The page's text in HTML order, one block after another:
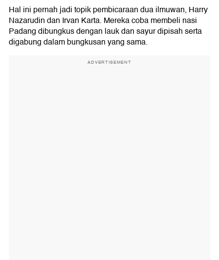
Hal ini pernah jadi topik pembicaraan dua ilmuwan, Harry
Nazarudin dan Irvan Karta. Mereka coba membeli nasi
Padang dibungkus dengan lauk dan sayur dipisah serta
digabung dalam bungkusan yang sama.
ADVERTISEMENT